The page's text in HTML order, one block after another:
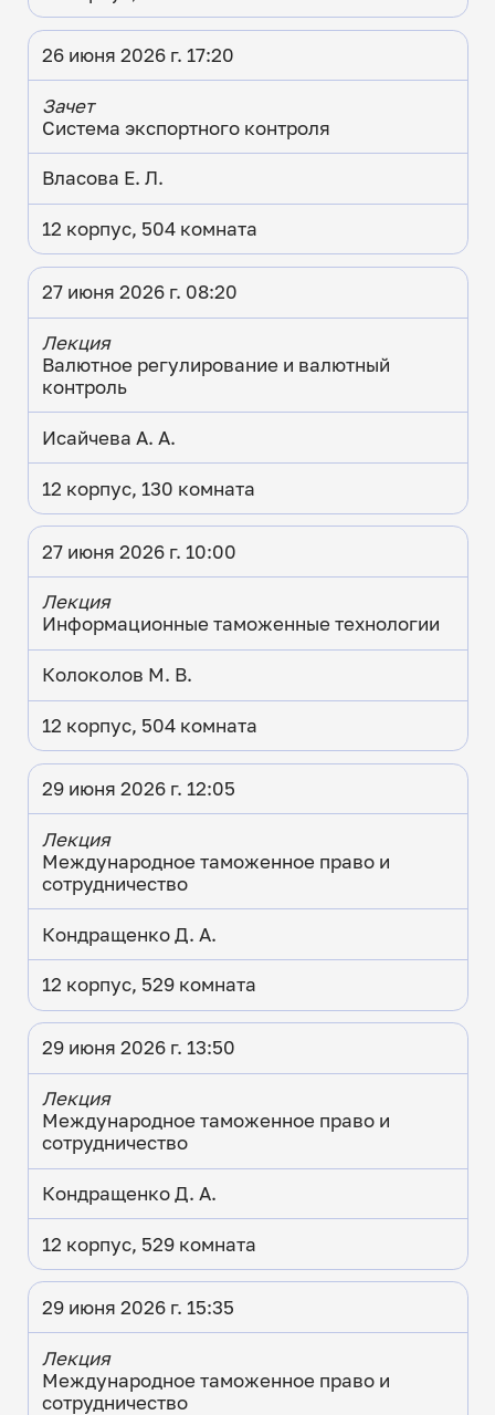
26 июня 2026 г. 17:20
Зачет
Система экспортного контроля
Власова Е. Л.
12 корпус, 504 комната
27 июня 2026 г. 08:20
Лекция
Валютное регулирование и валютный
контроль
Исайчева А. А.
12 корпус, 130 комната
27 июня 2026 г. 10:00
Лекция
Информационные таможенные технологии
Колоколов М. В.
12 корпус, 504 комната
29 июня 2026 г. 12:05
Лекция
Международное таможенное право и
сотрудничество
Кондращенко Д. А.
12 корпус, 529 комната
29 июня 2026 г. 13:50
Лекция
Международное таможенное право и
сотрудничество
Кондращенко Д. А.
12 корпус, 529 комната
29 июня 2026 г. 15:35
Лекция
Международное таможенное право и
сотрудничество